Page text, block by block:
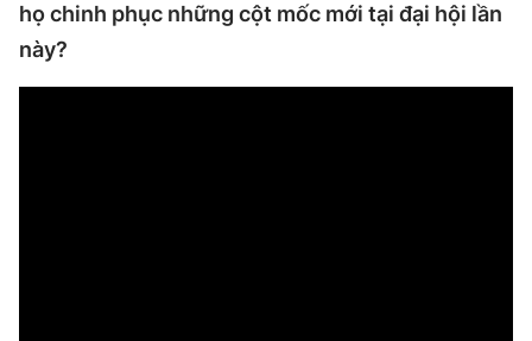
họ chinh phục những cột mốc mới tại đại hội lần
này?